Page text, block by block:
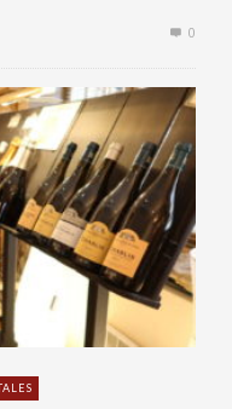
0